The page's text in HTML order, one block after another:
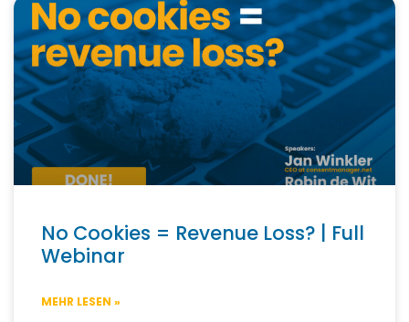
No Cookies = Revenue Loss? | Full
Webinar
MEHR LESEN »